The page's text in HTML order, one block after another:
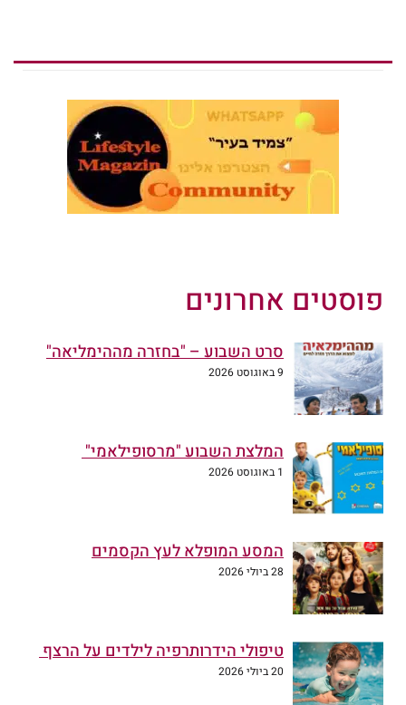
פוסטים אחרונים
סרט השבוע – "בחזרה מההימליאה"
9 באוגוסט 2026
המלצת השבוע "מרסופילאמי"
1 באוגוסט 2026
המסע המופלא לעץ הקסמים
28 ביולי 2026
טיפולי הידרותרפיה לילדים על הרצף
20 ביולי 2026